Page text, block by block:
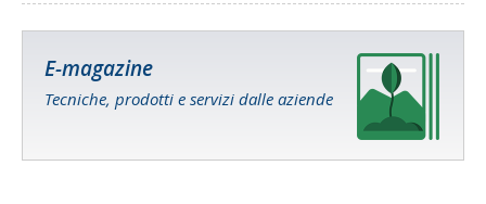
E-magazine
Tecniche, prodotti e servizi dalle aziende